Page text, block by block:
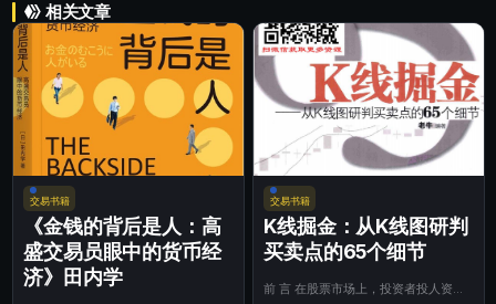
相关文章
交易书籍
《金钱的背后是人：高
盛交易员眼中的货币经
济》田内学
交易书籍
K线掘金：从K线图研判
买卖点的65个细节
前 言 在股票市场上，投资者投人资